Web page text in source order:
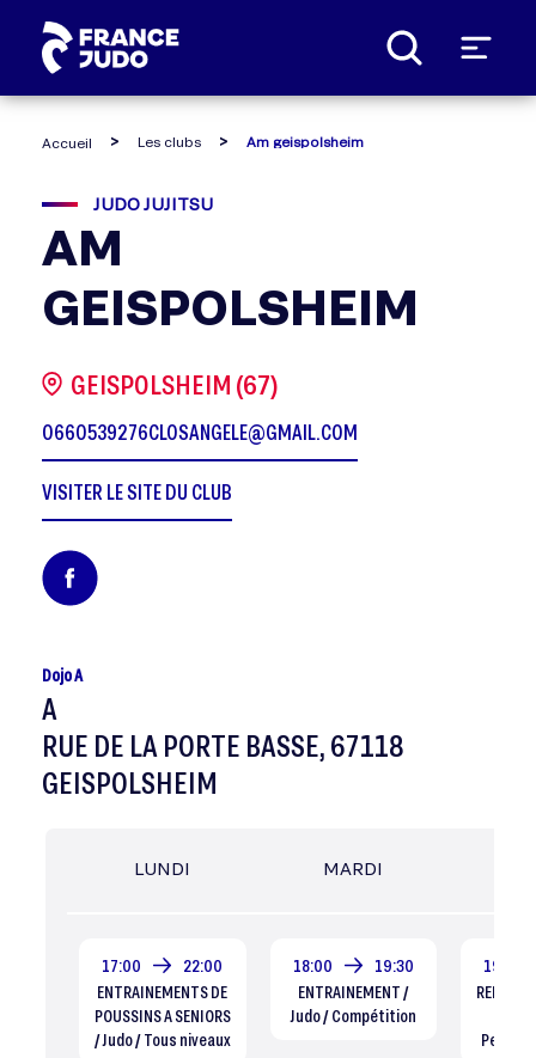
Accueil Les clubs Am geispolsheim
JUDO JUJITSU
AM
GEISPOLSHEIM
GEISPOLSHEIM (67)
0660539276CLOSANGELE@GMAIL.COM
VISITER LE SITE DU CLUB
Dojo A
A
RUE DE LA PORTE BASSE, 67118
GEISPOLSHEIM
LUNDI
17:00
22:00
ENTRAINEMENTS DE
POUSSINS A SENIORS
/ Judo / Tous niveaux
MARDI
18:00
19:30
ENTRAINEMENT /
Judo / Compétition
19:00
RENFO